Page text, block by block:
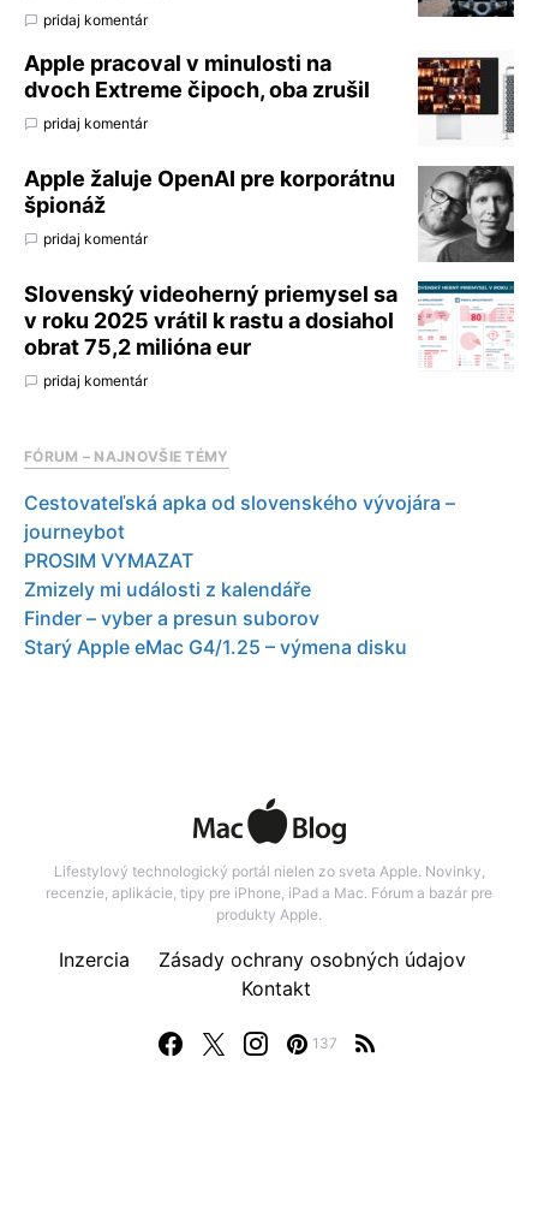
pridaj komentár
Apple pracoval v minulosti na
dvoch Extreme čipoch, oba zrušil
pridaj komentár
Apple žaluje OpenAI pre korporátnu
špionáž
pridaj komentár
Slovenský videoherný priemysel sa
v roku 2025 vrátil k rastu a dosiahol
obrat 75,2 milióna eur
pridaj komentár
FÓRUM – NAJNOVŠIE TÉMY
Cestovateľská apka od slovenského vývojára –
journeybot
PROSIM VYMAZAT
Zmizely mi události z kalendáře
Finder – vyber a presun suborov
Starý Apple eMac G4/1.25 – výmena disku
Lifestylový technologický portál nielen zo sveta Apple. Novinky,
recenzie, aplikácie, tipy pre iPhone, iPad a Mac. Fórum a bazár pre
produkty Apple.
137
Inzercia
Zásady ochrany osobných údajov
Kontakt